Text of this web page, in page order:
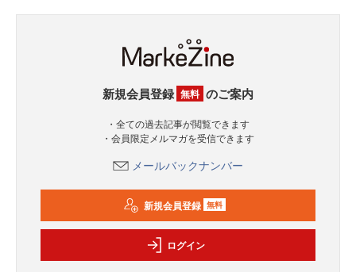
新規会員登録 無料 のご案内
・全ての過去記事が閲覧できます
・会員限定メルマガを受信できます
メールバックナンバー
新規会員登録 無料
ログイン